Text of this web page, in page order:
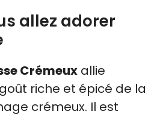
allez adorer
Crémeux allie
riche et épicé de la
crémeux. Il est